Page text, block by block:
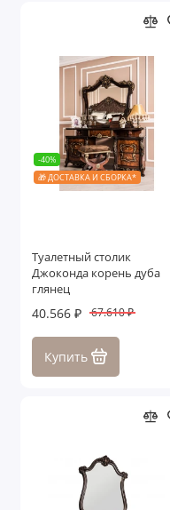
-40%
🎁 ДОСТАВКА И СБОРКА*
Туалетный столик
Джоконда корень дуба
глянец
40.566 ₽ 67.610 ₽
Купить